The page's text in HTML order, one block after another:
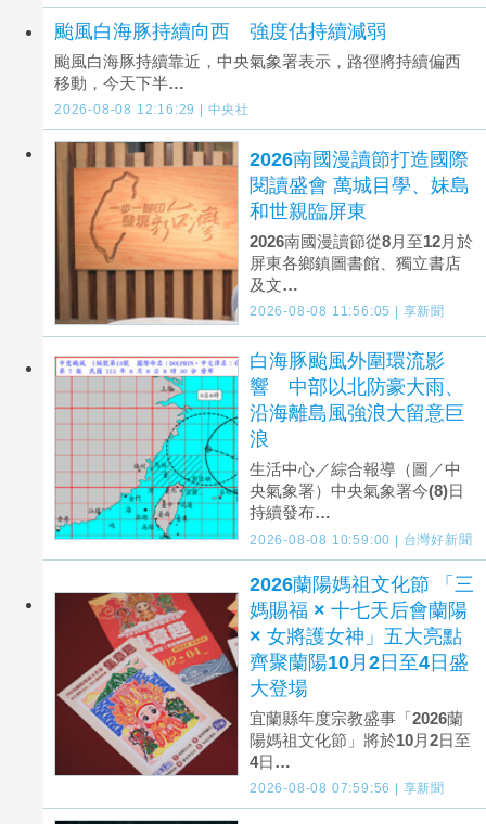
颱風白海豚持續向西 強度估持續減弱
颱風白海豚持續靠近，中央氣象署表示，路徑將持續偏西
移動，今天下半…
2026-08-08 12:16:29 | 中央社
2026南國漫讀節打造國際
閱讀盛會 萬城目學、妹島
和世親臨屏東
2026南國漫讀節從8月至12月於
屏東各鄉鎮圖書館、獨立書店
及文…
2026-08-08 11:56:05 | 享新聞
白海豚颱風外圍環流影
響 中部以北防豪大雨、
沿海離島風強浪大留意巨
浪
生活中心／綜合報導（圖／中
央氣象署）中央氣象署今(8)日
持續發布…
2026-08-08 10:59:00 | 台灣好新聞
2026蘭陽媽祖文化節 「三
媽賜福 × 十七天后會蘭陽
× 女將護女神」五大亮點
齊聚蘭陽10月2日至4日盛
大登場
宜蘭縣年度宗教盛事「2026蘭
陽媽祖文化節」將於10月2日至
4日…
2026-08-08 07:59:56 | 享新聞